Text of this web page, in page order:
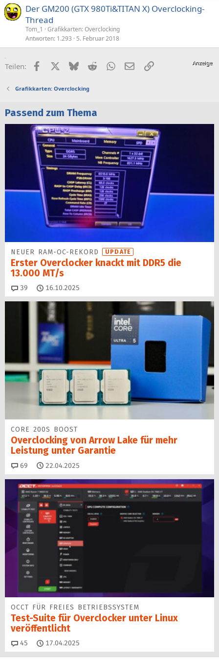
Der GM200 (GTX 980Ti&TITAN X) Overclocking-
Thread
Tom_1
Grafikkarten: Overclocking
Antworten 1.293 5. Februar 2018
Teilen: FacebookX (Twitter)
BlueskyRedditWhatsApp
E-MailLink
Grafikkarten: Overclocking
Passend zum Thema
NEUER RAM-OC-REKORD UPDATE
Erster Overclocker knackt mit DDR5 die
13.000 MT/s
39 Kommentare
16.10.2025
CORE 200S BOOST
Overclocking von Arrow Lake für mehr
Leistung unter Garantie
69 Kommentare
22.04.2025
OCCT FÜR FREIES BETRIEBSSYSTEM
Test-Suite für Overclocker unter Linux
veröffentlicht
45 Kommentare
17.04.2025